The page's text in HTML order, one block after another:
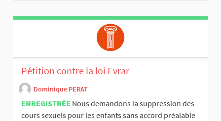
Pétition contre la loi Evrar
Dominique PERAT
ENREGISTRÉE Nous demandons la suppression des
cours sexuels pour les enfants sans accord préalable